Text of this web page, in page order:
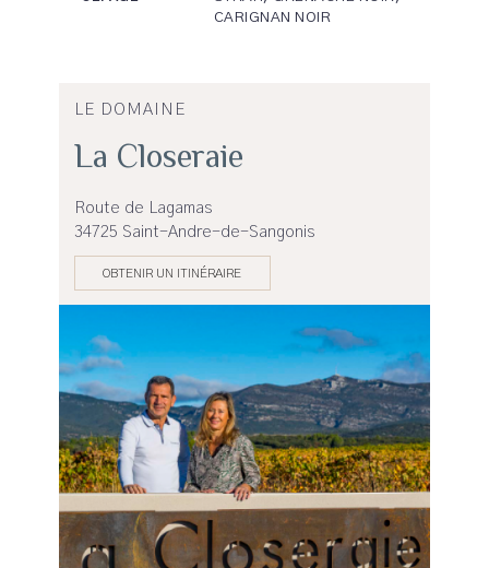
CARIGNAN NOIR
LE DOMAINE
La Closeraie
Route de Lagamas
34725 Saint-Andre-de-Sangonis
OBTENIR UN ITINÉRAIRE